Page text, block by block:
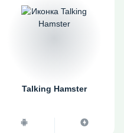
Talking Hamster